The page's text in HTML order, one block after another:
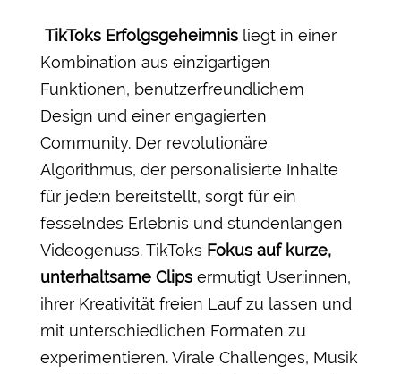
TikToks Erfolgsgeheimnisliegt in einer
Kombination aus einzigartigen
Funktionen, benutzerfreundlichem
Design und einer engagierten
Community. Der revolutionäre
Algorithmus, der personalisierte Inhalte
für jede:n bereitstellt, sorgt für ein
fesselndes Erlebnis und stundenlangen
Videogenuss. TikToks Fokus auf kurze,
unterhaltsame Clipsermutigt User:innen,
ihrer Kreativität freien Lauf zu lassen und
mit unterschiedlichen Formaten zu
experimentieren. Virale Challenges, Musik